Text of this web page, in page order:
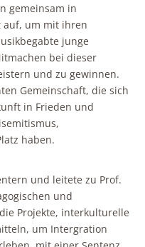
gemeinsam in
auf, um mit ihren
junge
bei dieser
und zu gewinnen.
Gemeinschaft, die sich
in Frieden und
haben.
und leitete zu Prof.
und
Projekte, interkulturelle
um Intergration